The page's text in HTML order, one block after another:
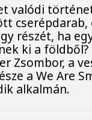
valódi
cserépdarab,
részét, ha
ki a földből?
Zsombor, a
a We Are
alkalmán.